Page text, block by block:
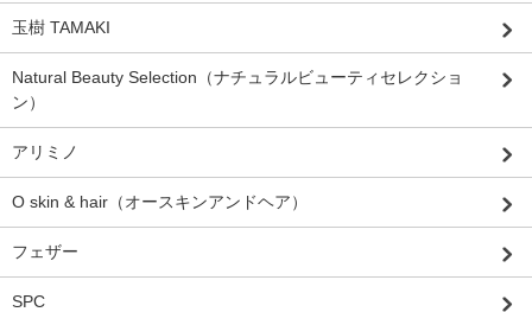
玉樹 TAMAKI
Natural Beauty Selection（ナチュラルビューティセレクショ
ン）
アリミノ
O skin & hair（オースキンアンドヘア）
フェザー
SPC